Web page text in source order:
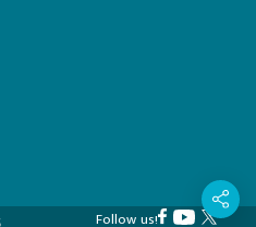
Follow us!